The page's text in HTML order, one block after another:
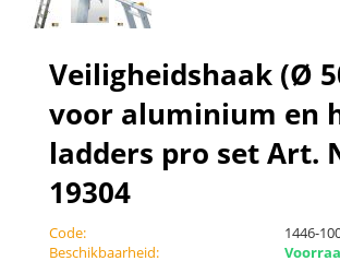
Veiligheidshaak (Ø
voor aluminium en
ladders pro set Art.
19304
Code:
1446-
Beschikbaarheid: